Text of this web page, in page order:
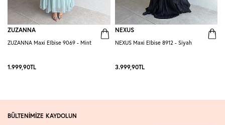
ZUZANNA
ZUZANNA Maxi Elbise 9069 - Mint
1.999,90TL
NEXUS
NEXUS Maxi Elbise 8912 - Siyah
3.999,90TL
BÜLTENİMİZE KAYDOLUN